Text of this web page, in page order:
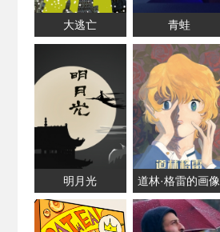
大逃亡 青蛙
明月光 道林·格雷的画像